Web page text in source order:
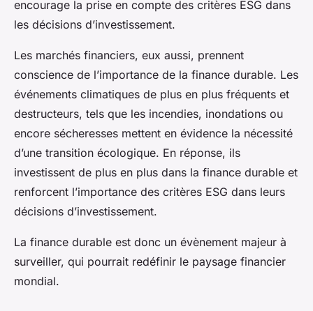
encourage la prise en compte des critères ESG dans
les décisions d’investissement.
Les marchés financiers, eux aussi, prennent
conscience de l’importance de la finance durable. Les
événements climatiques de plus en plus fréquents et
destructeurs, tels que les incendies, inondations ou
encore sécheresses mettent en évidence la nécessité
d’une transition écologique. En réponse, ils
investissent de plus en plus dans la finance durable et
renforcent l’importance des critères ESG dans leurs
décisions d’investissement.
La finance durable est donc un évènement majeur à
surveiller, qui pourrait redéfinir le paysage financier
mondial.